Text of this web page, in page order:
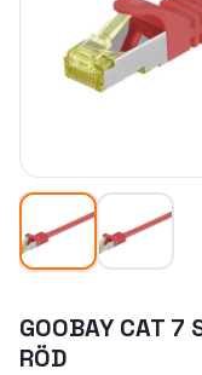
GOOBAY CAT 7
RÖD